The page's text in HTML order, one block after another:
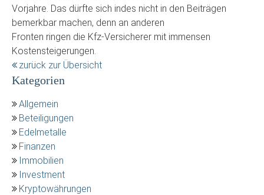
Vorjahre. Das dürfte sich indes nicht in den Beiträgen
bemerkbar machen, denn an anderen
Fronten ringen die Kfz-Versicherer mit immensen
Kostensteigerungen.
zurück zur Übersicht
Kategorien
Allgemein
Beteiligungen
Edelmetalle
Finanzen
Immobilien
Investment
Kryptowährungen